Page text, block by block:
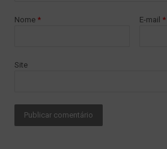
Nome * E-mail *
Site